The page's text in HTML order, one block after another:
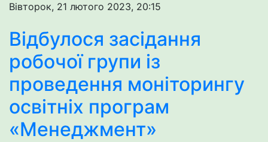
Вівторок, 21 лютого 2023, 20:15
Відбулося засідання
робочої групи із
проведення моніторингу
освітніх програм
«Менеджмент»